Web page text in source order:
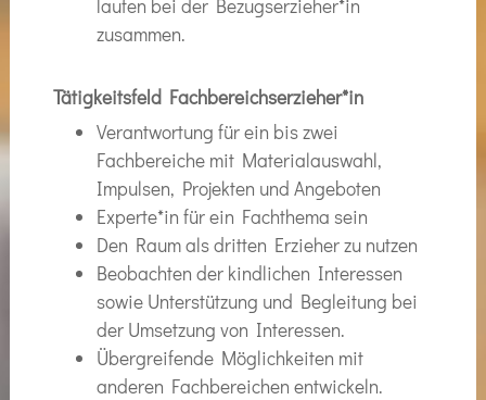
laufen bei der Bezugserzieher*in
zusammen.
Tätigkeitsfeld Fachbereichserzieher*in
Verantwortung für ein bis zwei
Fachbereiche mit Materialauswahl,
Impulsen, Projekten und Angeboten
Experte*in für ein Fachthema sein
Den Raum als dritten Erzieher zu nutzen
Beobachten der kindlichen Interessen
sowie Unterstützung und Begleitung bei
der Umsetzung von Interessen.
Übergreifende Möglichkeiten mit
anderen Fachbereichen entwickeln.